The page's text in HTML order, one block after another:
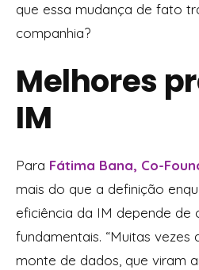
que essa mudança de fato
companhia?
Melhores
IM
Para Fátima Bana, Co-
mais do que a definição
eficiência da IM depende de
fundamentais. “Muitas vezes
monte de dados, que viram